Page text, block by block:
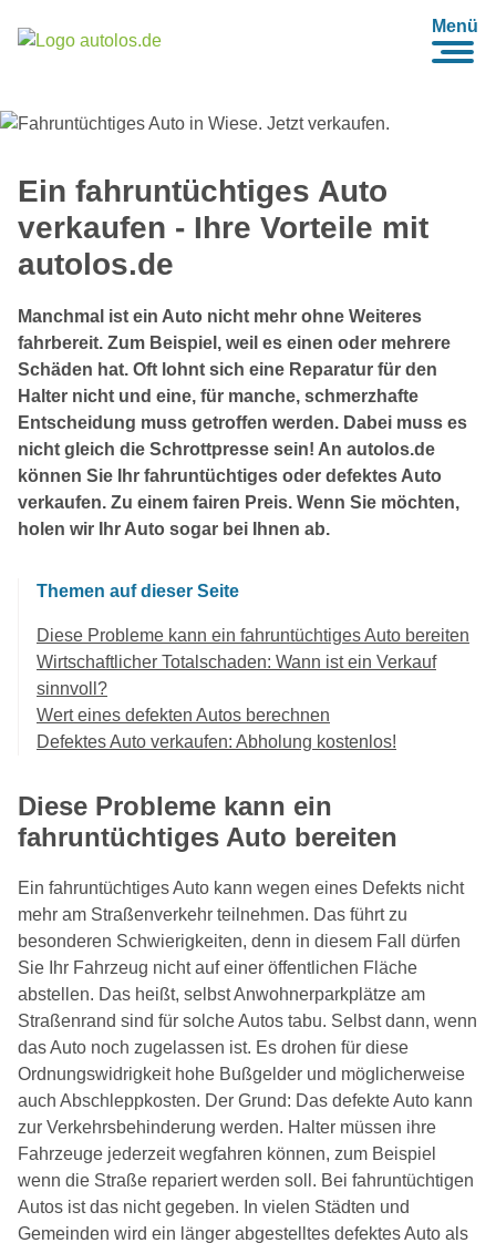
Menü
Ein fahruntüchtiges Auto
verkaufen - Ihre Vorteile mit
autolos.de
Manchmal ist ein Auto nicht mehr ohne Weiteres
fahrbereit. Zum Beispiel, weil es einen oder mehrere
Schäden hat. Oft lohnt sich eine Reparatur für den
Halter nicht und eine, für manche, schmerzhafte
Entscheidung muss getroffen werden. Dabei muss es
nicht gleich die Schrottpresse sein! An autolos.de
können Sie Ihr fahruntüchtiges oder defektes Auto
verkaufen. Zu einem fairen Preis. Wenn Sie möchten,
holen wir Ihr Auto sogar bei Ihnen ab.
Themen auf dieser Seite
Diese Probleme kann ein fahruntüchtiges Auto bereiten
Wirtschaftlicher Totalschaden: Wann ist ein Verkauf
sinnvoll?
Wert eines defekten Autos berechnen
Defektes Auto verkaufen: Abholung kostenlos!
Diese Probleme kann ein
fahruntüchtiges Auto bereiten
Ein fahruntüchtiges Auto kann wegen eines Defekts nicht
mehr am Straßenverkehr teilnehmen. Das führt zu
besonderen Schwierigkeiten, denn in diesem Fall dürfen
Sie Ihr Fahrzeug nicht auf einer öffentlichen Fläche
abstellen. Das heißt, selbst Anwohnerparkplätze am
Straßenrand sind für solche Autos tabu. Selbst dann, wenn
das Auto noch zugelassen ist. Es drohen für diese
Ordnungswidrigkeit hohe Bußgelder und möglicherweise
auch Abschleppkosten. Der Grund: Das defekte Auto kann
zur Verkehrsbehinderung werden. Halter müssen ihre
Fahrzeuge jederzeit wegfahren können, zum Beispiel
wenn die Straße repariert werden soll. Bei fahruntüchtigen
Autos ist das nicht gegeben. In vielen Städten und
Gemeinden wird ein länger abgestelltes defektes Auto als